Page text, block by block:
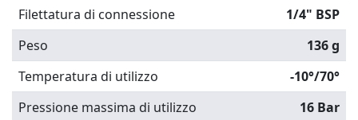
Filettatura di connessione
1/4" BSP
Peso
136 g
Temperatura di utilizzo
-10°/70°
Pressione massima di utilizzo
16 Bar